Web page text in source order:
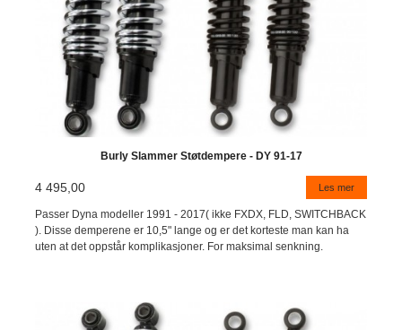
Burly Slammer Støtdempere - DY 91-17
4 495,00 Les mer
Passer Dyna modeller 1991 - 2017( ikke FXDX, FLD, SWITCHBACK
). Disse demperene er 10,5" lange og er det korteste man kan ha
uten at det oppstår komplikasjoner. For maksimal senkning.